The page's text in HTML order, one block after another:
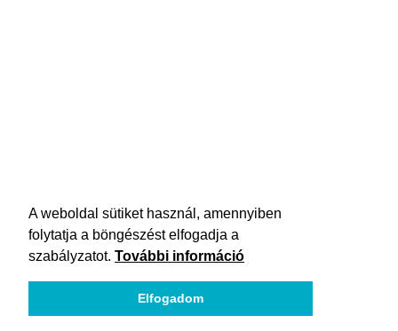
A weboldal sütiket használ, amennyiben
folytatja a böngészést elfogadja a
szabályzatot. További információ
Elfogadom